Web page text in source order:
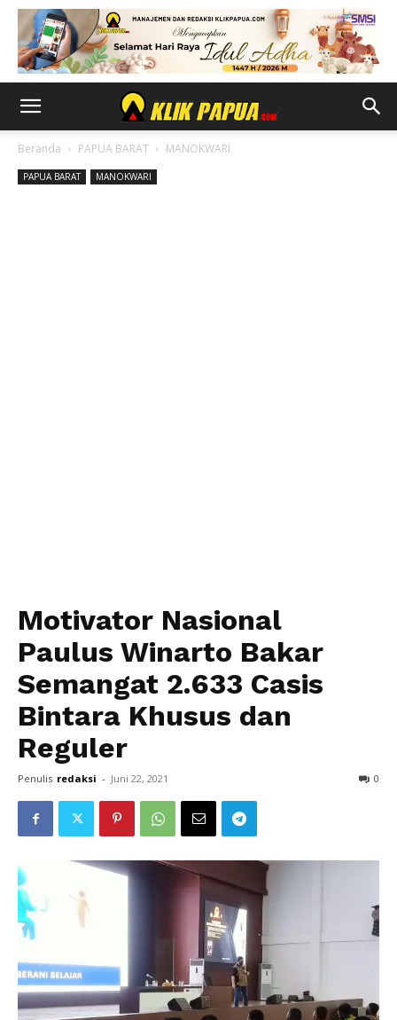
Beranda PAPUA BARAT MANOKWARI
PAPUA BARAT MANOKWARI
Motivator Nasional
Paulus Winarto Bakar
Semangat 2.633 Casis
Bintara Khusus dan
Reguler
Penulis redaksi - Juni 22, 2021 0